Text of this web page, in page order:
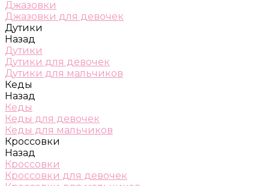
Джазовки
Джазовки для девочек
Дутики
Назад
Дутики
Дутики для девочек
Дутики для мальчиков
Кеды
Назад
Кеды
Кеды для девочек
Кеды для мальчиков
Кроссовки
Назад
Кроссовки
Кроссовки для девочек